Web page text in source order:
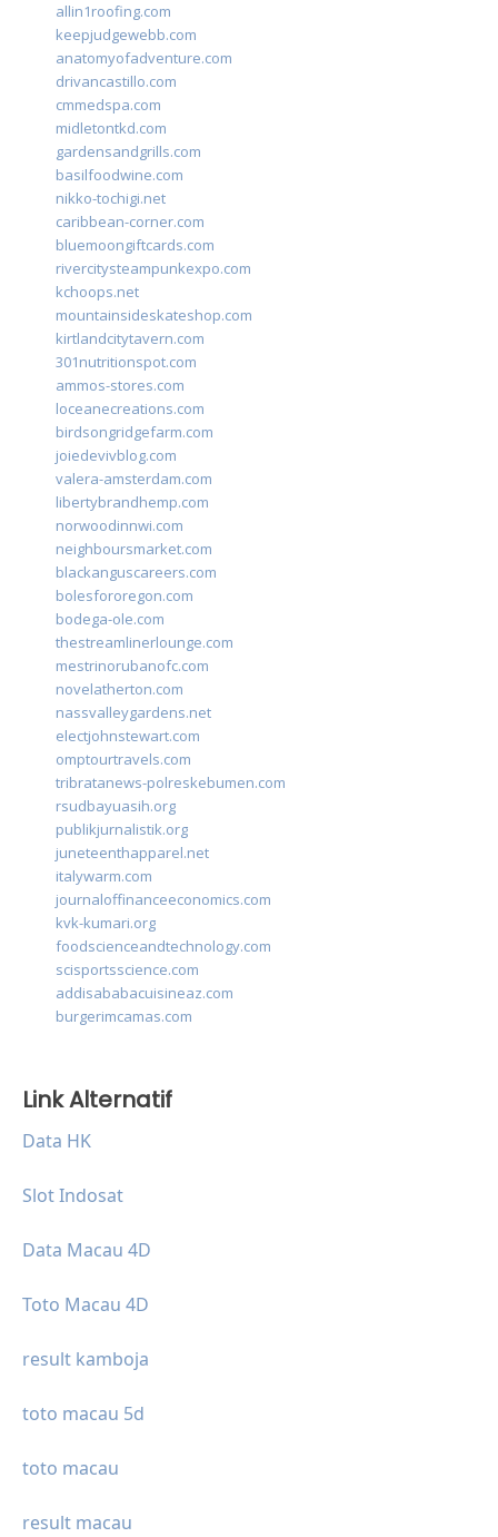
allin1roofing.com
keepjudgewebb.com
anatomyofadventure.com
drivancastillo.com
cmmedspa.com
midletontkd.com
gardensandgrills.com
basilfoodwine.com
nikko-tochigi.net
caribbean-corner.com
bluemoongiftcards.com
rivercitysteampunkexpo.com
kchoops.net
mountainsideskateshop.com
kirtlandcitytavern.com
301nutritionspot.com
ammos-stores.com
loceanecreations.com
birdsongridgefarm.com
joiedevivblog.com
valera-amsterdam.com
libertybrandhemp.com
norwoodinnwi.com
neighboursmarket.com
blackanguscareers.com
bolesfororegon.com
bodega-ole.com
thestreamlinerlounge.com
mestrinorubanofc.com
novelatherton.com
nassvalleygardens.net
electjohnstewart.com
omptourtravels.com
tribratanews-polreskebumen.com
rsudbayuasih.org
publikjurnalistik.org
juneteenthapparel.net
italywarm.com
journaloffinanceeconomics.com
kvk-kumari.org
foodscienceandtechnology.com
scisportsscience.com
addisababacuisineaz.com
burgerimcamas.com
Link Alternatif
Data HK
Slot Indosat
Data Macau 4D
Toto Macau 4D
result kamboja
toto macau 5d
toto macau
result macau